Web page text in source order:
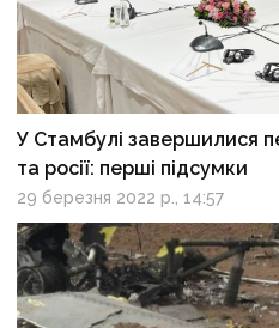
У Стамбулі завершилися
та росії: перші підсумки
29 березня 2022 р., 14:57